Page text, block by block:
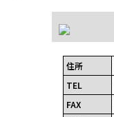
住所
TEL
FAX